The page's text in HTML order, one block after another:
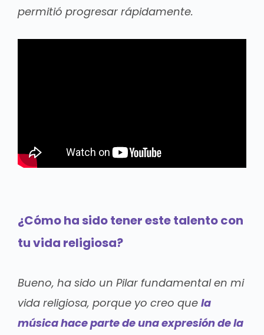
permitió progresar rápidamente.
¿Cómo ha sido tener este talento con
tu vida religiosa?
Bueno, ha sido un Pilar fundamental en mi
vida religiosa, porque yo creo que la
música hace parte de una expresión de la